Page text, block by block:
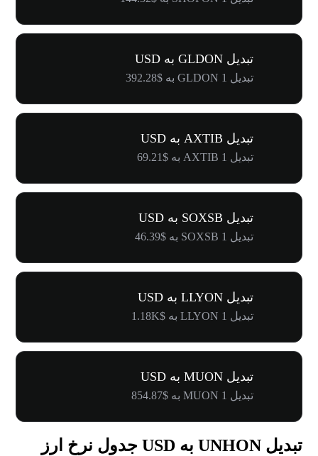
تبدیل GLDON به USD
تبدیل 1 GLDON به $392.28
تبدیل AXTIB به USD
تبدیل 1 AXTIB به $69.21
تبدیل SOXSB به USD
تبدیل 1 SOXSB به $46.39
تبدیل LLYON به USD
تبدیل 1 LLYON به $1.18K
تبدیل MUON به USD
تبدیل 1 MUON به $854.87
تبدیل UNHON به USD جدول نرخ ارز